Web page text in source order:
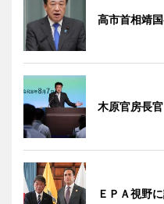
高市首相靖
木原官房長
ＥＰＡ視野